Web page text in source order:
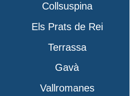
Collsuspina
Els Prats de Rei
Terrassa
Gavà
Vallromanes